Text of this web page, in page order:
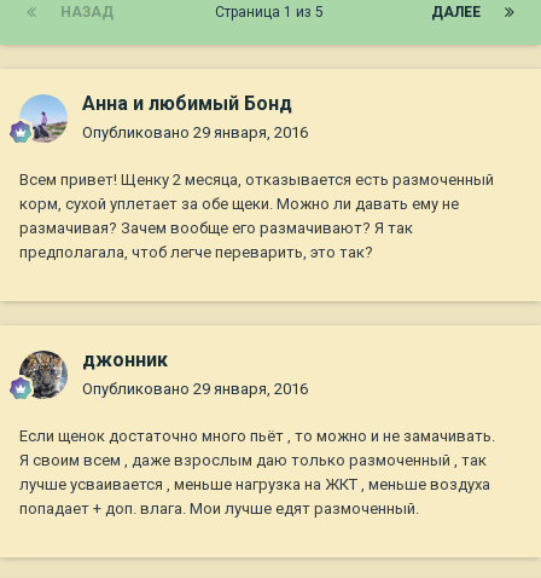
НАЗАД ДАЛЕЕ
Страница 1 из 5
Анна и любимый Бонд
Опубликовано 29 января, 2016
Всем привет! Щенку 2 месяца, отказывается есть размоченный
корм, сухой уплетает за обе щеки. Можно ли давать ему не
размачивая? Зачем вообще его размачивают? Я так
предполагала, чтоб легче переварить, это так?
джонник
Опубликовано 29 января, 2016
Если щенок достаточно много пьёт , то можно и не замачивать.
Я своим всем , даже взрослым даю только размоченный , так
лучше усваивается , меньше нагрузка на ЖКТ , меньше воздуха
попадает + доп. влага. Мои лучше едят размоченный.